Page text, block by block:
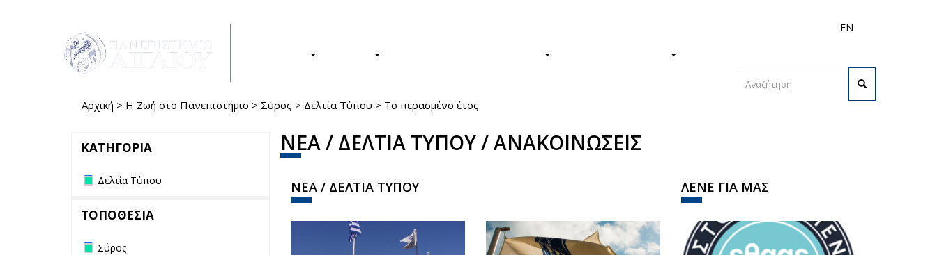
EN
Φόρμα
Είστε εδώ
Αρχική > Η Ζωή στο Πανεπιστήμιο > Σύρος > Δελτία Τύπου > Το περασμένο έτος
ΝΕΑ / ΔΕΛΤΙΑ ΤΥΠΟΥ / ΑΝΑΚΟΙΝΩΣΕΙΣ
ΝΕΑ / ΔΕΛΤΙΑ ΤΥΠΟΥ ΛΕΝΕ ΓΙΑ ΜΑΣ
ΚΑΤΗΓΟΡΙΑ
Remove Δελτία Τύπου filter
Δελτία Τύπου
ΤΟΠΟΘΕΣΙΑ
Remove Σύρος filter
Σύρος